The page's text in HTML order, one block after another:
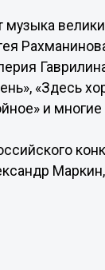
музыка
«Здесь
и многие